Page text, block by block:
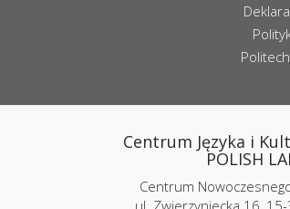
Centrum Języka i
POLISH
Centrum